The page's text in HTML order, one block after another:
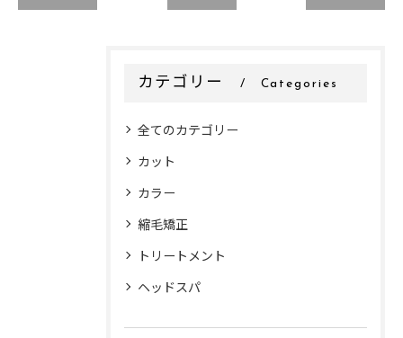
カテゴリー Categories
全てのカテゴリー
カット
カラー
縮毛矯正
トリートメント
ヘッドスパ